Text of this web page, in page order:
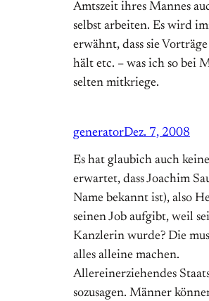
Amtszeit ihres Mannes
selbst arbeiten. Es wird
erwähnt, dass sie
hält etc. – was ich so bei
selten mitkriege.
generatorDez. 7, 2008
Es hat glaubich auch
erwartet, dass Joachim
Name bekannt ist), also
seinen Job aufgibt, weil
Kanzlerin wurde? Die
alles alleine machen.
Allereinerziehendes
sozusagen. Männer